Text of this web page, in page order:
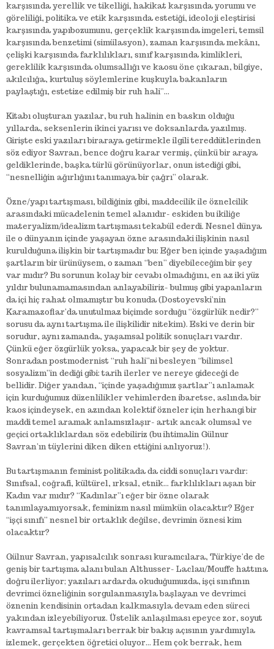
karşısında yerellik ve tikelliği, hakikat karşısında yorumu ve
göreliliği, politika ve etik karşısında estetiği, ideoloji eleştirisi
karşısında yapıbozumunu, gerçeklik karşısında imgeleri, temsil
karşısında benzetimi (simülasyon), zaman karşısında mekânı,
çelişki karşısında farklılıkları, sınıf karşısında kimlikleri,
gereklilik karşısında olumsallığı ve kaosu öne çıkaran, bilgiye,
akılcılığa, kurtuluş söylemlerine kuşkuyla bakanların
paylaştığı, estetize edilmiş bir ruh hali”…
Kitabı oluşturan yazılar, bu ruh halinin en baskın olduğu
yıllarda, seksenlerin ikinci yarısı ve doksanlarda yazılmış.
Girişte eski yazıları biraraya getirmekle ilgili tereddütlerinden
söz ediyor Savran, bence doğru karar vermiş, çünkü bir araya
geldiklerinde, başka türlü görünüyorlar, onun istediği gibi,
“nesnelliğin ağırlığını tanımaya bir çağrı” olarak.
Özne/yapı tartışması, bildiğiniz gibi, maddecilik ile öznelcilik
arasındaki mücadelenin temel alanıdır- eskiden bu ikiliğe
materyalizm/idealizm tartışması tekabül ederdi. Nesnel dünya
ile o dünyanın içinde yaşayan özne arasındaki ilişkinin nasıl
kurulduğuna ilişkin bir tartışmadır bu: Eğer ben içinde yaşadığım
şartların bir ürünüysem, o zaman “ben” diyebileceğim bir şey
var mıdır? Bu sorunun kolay bir cevabı olmadığını, en az iki yüz
yıldır bulunamamasından anlayabiliriz- bulmuş gibi yapanların
da içi hiç rahat olmamıştır bu konuda (Dostoyevski’nin
Karamazoflar’da unutulmaz biçimde sorduğu “özgürlük nedir?”
sorusu da aynı tartışma ile ilişkilidir nitekim). Eski ve derin bir
sorudur, aynı zamanda, yaşamsal politik sonuçları vardır.
Çünkü eğer özgürlük yoksa, yapacak bir şey de yoktur.
Sonradan postmodernist “ruh hali”ni besleyen “bilimsel
sosyalizm”in dediği gibi: tarih ilerler ve nereye gideceği de
bellidir. Diğer yandan, “içinde yaşadığımız şartlar”ı anlamak
için kurduğumuz düzenlilikler vehimlerden ibaretse, aslında bir
kaos içindeysek, en azından kolektif özneler için herhangi bir
maddi temel aramak anlamsızlaşır- artık ancak olumsal ve
geçici ortaklıklardan söz edebiliriz (bu ihtimalin Gülnur
Savran’ın tüylerini diken diken ettiğini anlıyoruz!).
Bu tartışmanın feminist politikada da ciddi sonuçları vardır:
Sınıfsal, coğrafi, kültürel, ırksal, etnik… farklılıkları aşan bir
Kadın var mıdır? “Kadınlar”ı eğer bir özne olarak
tanımlayamıyorsak, feminizm nasıl mümkün olacaktır? Eğer
“işçi sınıfı” nesnel bir ortaklık değilse, devrimin öznesi kim
olacaktır?
Gülnur Savran, yapısalcılık sonrası kuramcılara, Türkiye’de de
geniş bir tartışma alanı bulan Althusser- Laclau/Mouffe hattına
doğru ilerliyor; yazıları ardarda okuduğumuzda, işçi sınıfının
devrimci özneliğinin sorgulanmasıyla başlayan ve devrimci
öznenin kendisinin ortadan kalkmasıyla devam eden süreci
yakından izleyebiliyoruz. Üstelik anlaşılması epeyce zor, soyut
kavramsal tartışmaları berrak bir bakış açısının yardımıyla
izlemek, gerçekten öğretici oluyor… Hem çok berrak, hem